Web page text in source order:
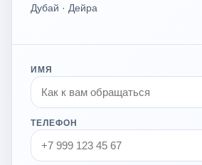
Дубай · Дейра
ИМЯ
ТЕЛЕФОН